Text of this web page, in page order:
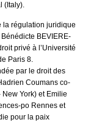
(Italy).
la régulation juridique
BEVIERE-
privé à l’Université
Paris 8.
par le droit des
Coumans co-
York) etEmilie
po Rennes et
pour la paix